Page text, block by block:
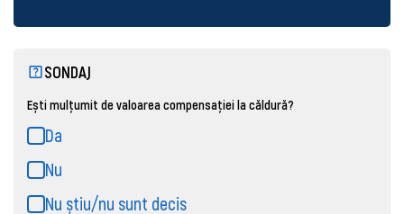
SONDAJ
Ești mulțumit de valoarea compensației la căldură?
Da
Nu
Nu știu/nu sunt decis